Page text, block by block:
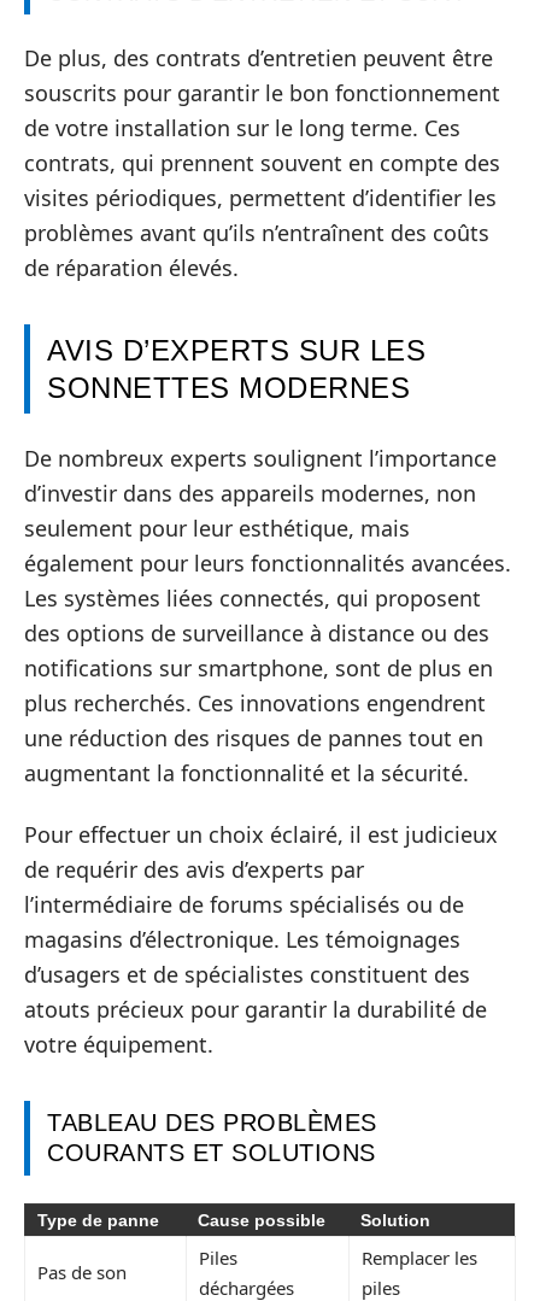
De plus, des contrats d’entretien peuvent être
souscrits pour garantir le bon fonctionnement
de votre installation sur le long terme. Ces
contrats, qui prennent souvent en compte des
visites périodiques, permettent d’identifier les
problèmes avant qu’ils n’entraînent des coûts
de réparation élevés.
AVIS D’EXPERTS SUR LES
SONNETTES MODERNES
De nombreux experts soulignent l’importance
d’investir dans des appareils modernes, non
seulement pour leur esthétique, mais
également pour leurs fonctionnalités avancées.
Les systèmes liées connectés, qui proposent
des options de surveillance à distance ou des
notifications sur smartphone, sont de plus en
plus recherchés. Ces innovations engendrent
une réduction des risques de pannes tout en
augmentant la fonctionnalité et la sécurité.
Pour effectuer un choix éclairé, il est judicieux
de requérir des avis d’experts par
l’intermédiaire de forums spécialisés ou de
magasins d’électronique. Les témoignages
d’usagers et de spécialistes constituent des
atouts précieux pour garantir la durabilité de
votre équipement.
TABLEAU DES PROBLÈMES
COURANTS ET SOLUTIONS
Type de panne Cause possible Solution
Pas de son
Piles
déchargées
Remplacer les
piles